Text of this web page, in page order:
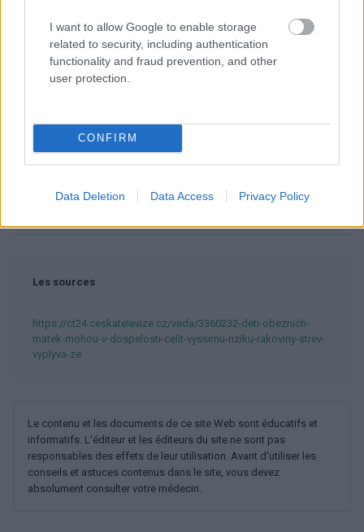
I want to allow Google to enable storage
related to security, including authentication
functionality and fraud prevention, and other
user protection.
CONFIRM
Data Deletion Data Access Privacy Policy
EN RAPPORT
Sujets Cancer colorectal Cancer du colon
Catégories médicales
Gros intestin Néoplasme malin du côlon
english polskim
Les sources
https://ct24.ceskatelevize.cz/veda/3360232-deti-obeznich-
matek-mohou-v-dospelosti-celit-vyssimu-riziku-rakoviny-strev-
vyplyva-ze
Le contenu et les documents de ce site Web sont éducatifs et
informatifs. L'éditeur et les éditeurs du site ne sont pas
responsables des effets de leur utilisation. Avant d'utiliser les
conseils et astuces contenus dans le site, vous devez
absolument consulter votre médecin.